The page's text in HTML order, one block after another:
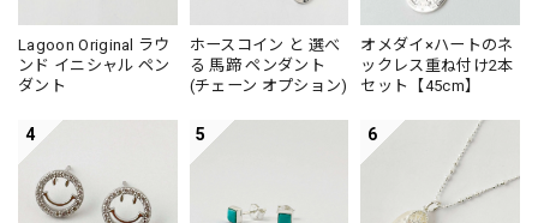
Lagoon Original ラウ
ンド イニシャル ペン
ダント
ホースコイン と 選べ
る 馬蹄 ペンダント
(チェーン オプション)
オメダイ×ハートのネ
ックレス重ね付け2本
セット【45cm】
4 5 6